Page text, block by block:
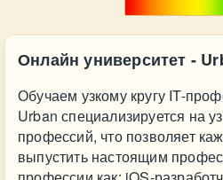
Онлайн университет -
Обучаем узкому кругу IT-
Urban специализируется на
профессий, что позволяет
выпустить настоящим